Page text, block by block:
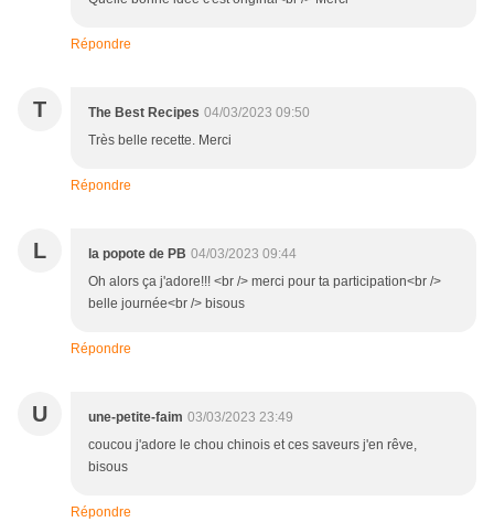
Répondre
T The Best Recipes 04/03/2023 09:50
Très belle recette. Merci
Répondre
L la popote de PB 04/03/2023 09:44
Oh alors ça j'adore!!! <br /> merci pour ta participation<br />
belle journée<br /> bisous
Répondre
U une-petite-faim 03/03/2023 23:49
coucou j'adore le chou chinois et ces saveurs j'en rêve,
bisous
Répondre